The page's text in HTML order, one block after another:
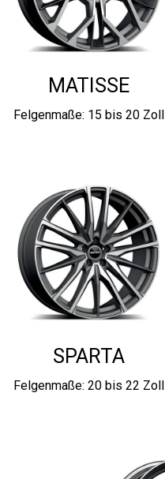
MATISSE
Felgenmaße: 15 bis 20 Zoll
SPARTA
Felgenmaße: 20 bis 22 Zoll